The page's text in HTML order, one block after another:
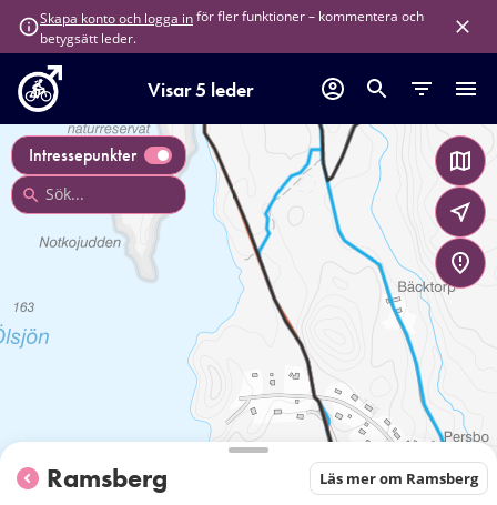
Skapa konto och logga inför fler funktioner – kommentera och
betygsätt leder.
Visar 5 leder
Intressepunkter
Ramsberg Läs mer om Ramsberg